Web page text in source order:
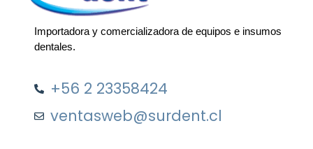
Importadora y comercializadora de equipos e insumos
dentales.
+56 2 23358424
ventasweb@surdent.cl